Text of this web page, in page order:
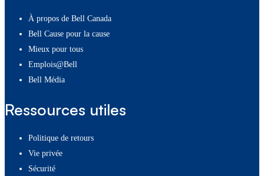
À propos de Bell Canada
Bell Cause pour la cause
Mieux pour tous
Emplois@Bell
Bell Média
Ressources utiles
Politique de retours
Vie privée
Sécurité